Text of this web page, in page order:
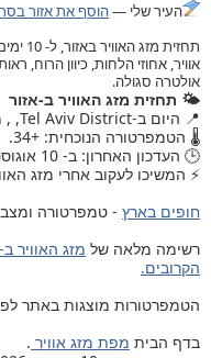
העיר שלי —הוסף את אזור
אוויר, אחוזי הלחות, כיוון הרוח,
אולטרה סגולה.
🌤️ תחזית מזג האוויר ב-אזור
📍 היום ב-Tel Aviv District, , מזג האוויר עודכן.
🌡️ הטמפרטורה הנוכחית: +34.
🕒 העדכון האחרון: ב- 10 אוגוסט 2026, יום שני, 15:30.
⚡ המשיכו לעקוב אחרי מזג
חופים בארץ - טמפרטורה ומצב
רשימה מלאה של
הקרובים.
הטמפרטורות מוצגות באתר לפי
בדף הבית מפת מזג אוויר .